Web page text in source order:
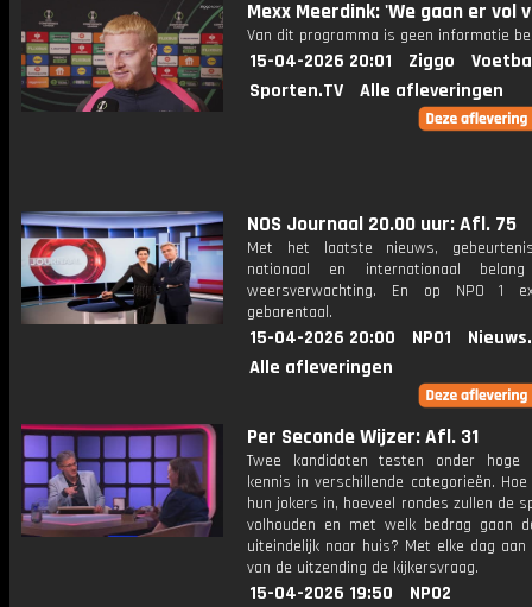
Mexx Meerdink: 'We gaan er vol
Van dit programma is geen informatie
15-04-2026 20:01 Ziggo
Sporten.TV
Alle afleveringen
NOS Journaal 20.00 uur: Afl. 75
Met het laatste nieuws,
nationaal en internationaal
weersverwachting. En op NPO 1
gebarentaal.
15-04-2026 20:00 NPO1
Alle afleveringen
Per Seconde Wijzer: Afl. 31
Twee kandidaten testen onder hoge
kennis in verschillende categorieën.
hun jokers in, hoeveel rondes zullen de
volhouden en met welk bedrag gaan
uiteindelijk naar huis? Met elke dag
van de uitzending de kijkersvraag.
15-04-2026 19:50
NPO2